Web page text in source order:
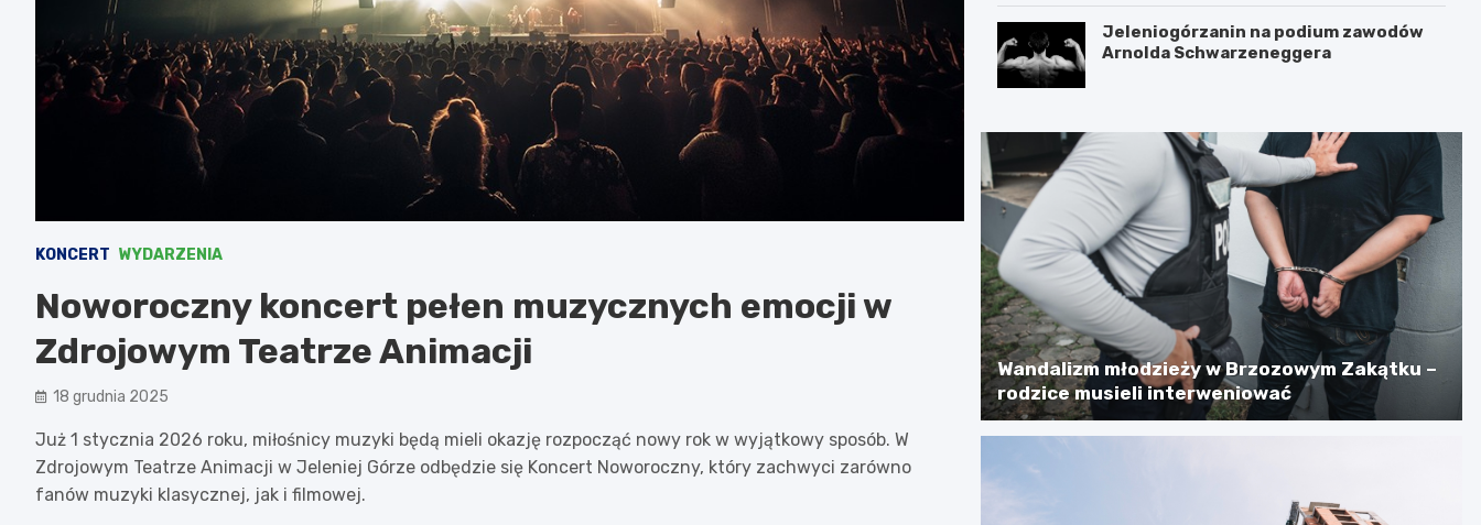
KONCERT WYDARZENIA
Noworoczny koncert pełen muzycznych emocji w
Zdrojowym Teatrze Animacji
18 grudnia 2025
Już 1 stycznia 2026 roku, miłośnicy muzyki będą mieli okazję rozpocząć nowy rok w wyjątkowy sposób. W
Zdrojowym Teatrze Animacji w Jeleniej Górze odbędzie się Koncert Noworoczny, który zachwyci zarówno
fanów muzyki klasycznej, jak i filmowej.
Jeleniogórzanin na podium zawodów
Arnolda Schwarzeneggera
Wandalizm młodzieży w Brzozowym Zakątku –
rodzice musieli interweniować